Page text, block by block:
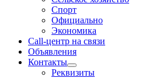
Спорт
Официально
Экономика
Call-центр на связи
Объявления
Контакты
Реквизиты